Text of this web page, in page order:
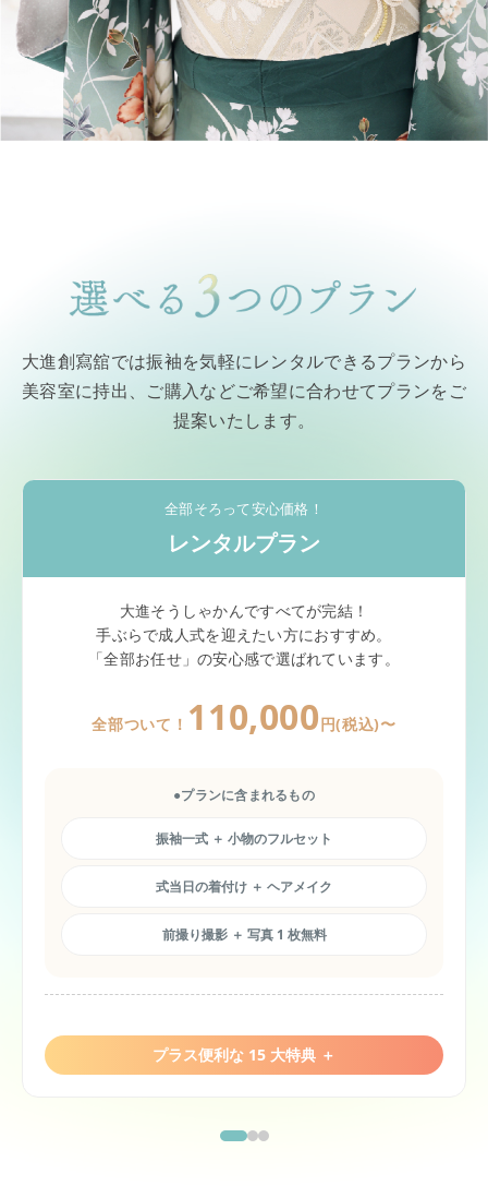
大進創寫舘では振袖を気軽にレンタルできるプランから
美容室に持出、ご購入などご希望に合わせてプランをご
提案いたします。
全部そろって安心価格！
レンタルプラン
大進そうしゃかんですべてが完結！
手ぶらで成人式を迎えたい方におすすめ。
「全部お任せ」の安心感で選ばれています。
全部ついて！ 110,000円(税込)〜
●プランに含まれるもの
振袖一式 ＋ 小物のフルセット
式当日の着付け ＋ ヘアメイク
前撮り撮影 ＋ 写真 1 枚無料
プラス便利な 15 大特典 ＋